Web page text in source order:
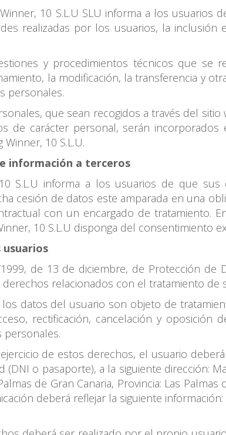
10 S.L.U SLU informa a los
realizadas por los usuarios, la
y procedimientos técnicos que
la modificación, la transferencia y
personales.
que sean recogidos a través del
de carácter personal, serán
10 S.L.U.
información a terceros
S.L.U informa a los usuarios de que
cesión de datos este amparada en una
con un encargado de tratamiento.
10 S.L.U disponga del consentimiento
usuarios
1999, de 13 de diciembre, de Protección
relacionados con el tratamiento de
datos del usuario son objeto de
rectificación, cancelación y
personales.
de estos derechos, el usuario
(DNI o pasaporte), a la siguiente dirección:
de Gran Canaria, Provincia: Las
deberá reflejar la siguiente